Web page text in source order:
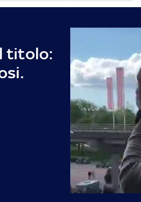
titolo: